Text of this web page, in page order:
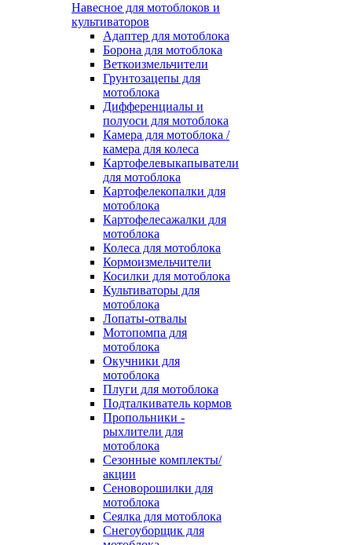
Навесное для мотоблоков и
культиваторов
Адаптер для мотоблока
Борона для мотоблока
Веткоизмельчители
Грунтозацепы для
мотоблока
Дифференциалы и
полуоси для мотоблока
Камера для мотоблока /
камера для колеса
Картофелевыкапыватели
для мотоблока
Картофелекопалки для
мотоблока
Картофелесажалки для
мотоблока
Колеса для мотоблока
Кормоизмельчители
Косилки для мотоблока
Культиваторы для
мотоблока
Лопаты-отвалы
Мотопомпа для
мотоблока
Окучники для
мотоблока
Плуги для мотоблока
Подталкиватель кормов
Пропольники -
рыхлители для
мотоблока
Сезонные комплекты/
акции
Сеноворошилки для
мотоблока
Сеялка для мотоблока
Снегоуборщик для